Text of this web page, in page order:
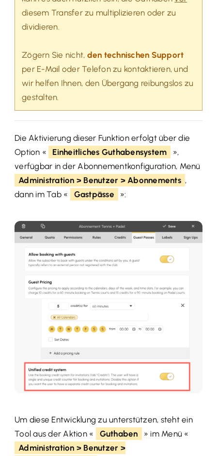
diesem Transfer zu multiplizieren oder zu
dividieren.
Zögern Sie nicht, den technischen Support
per E-Mail oder Telefon zu kontaktieren, und
wir helfen Ihnen, den Übergang reibungslos zu
gestalten.
Die Aktivierung dieser Funktion erfolgt über die
Option «
Einheitliches Guthabensystem
»,
verfügbar in der Abonnementkonfiguration, Menü
Administration > Benutzer > Abonnements ,
dann im Tab «
Gastpässe »:
Um diese Entwicklung zu unterstützen, steht ein
Tool aus der Aktion «
Guthaben
» im Menü «
Administration > Benutzer >